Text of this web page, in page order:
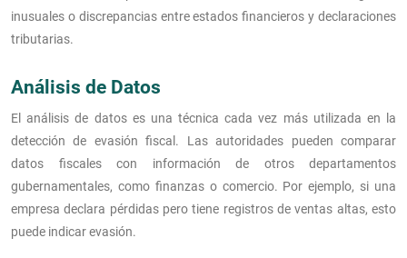
inusuales o discrepancias entre estados financieros y declaraciones
tributarias.
Análisis de Datos
El análisis de datos es una técnica cada vez más utilizada en la
detección de evasión fiscal. Las autoridades pueden comparar
datos fiscales con información de otros departamentos
gubernamentales, como finanzas o comercio. Por ejemplo, si una
empresa declara pérdidas pero tiene registros de ventas altas, esto
puede indicar evasión.